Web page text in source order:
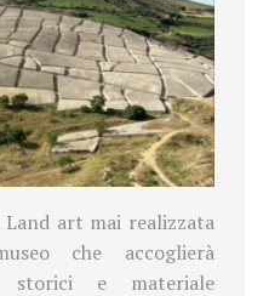
art mai realizzata
che accoglierà
storici e materiale